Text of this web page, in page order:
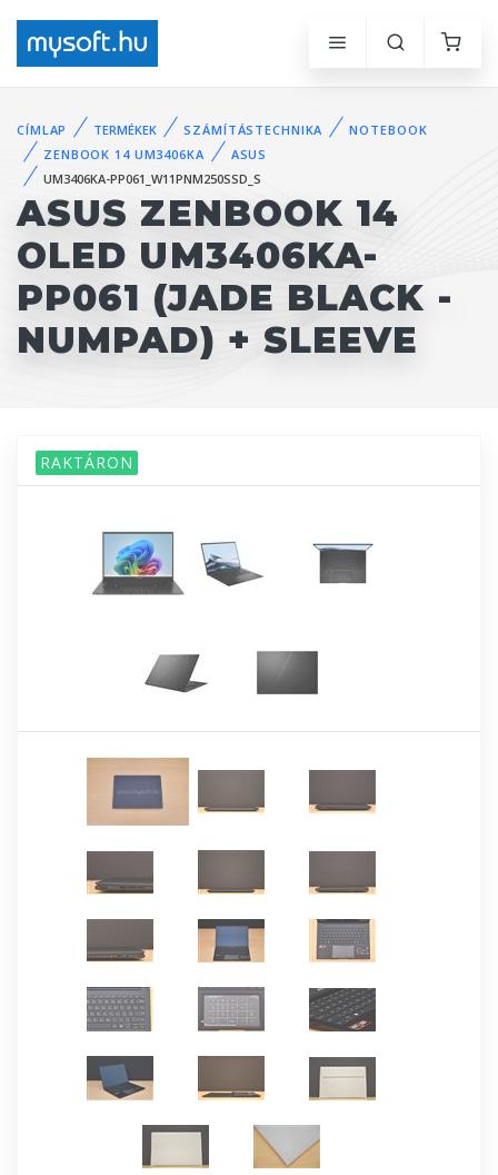
CÍMLAP TERMÉKEK SZÁMÍTÁSTECHNIKA
NOTEBOOK
ZENBOOK 14 UM3406KA
ASUS
UM3406KA-PP061_W11PNM250SSD_S
ASUS ZENBOOK 14
OLED UM3406KA-
PP061 (JADE BLACK -
NUMPAD) + SLEEVE
RAKTÁRON